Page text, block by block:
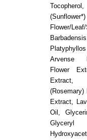
Flower/
Arvense
Flower
Extract,
Extract,
Oil,
Glyceryl